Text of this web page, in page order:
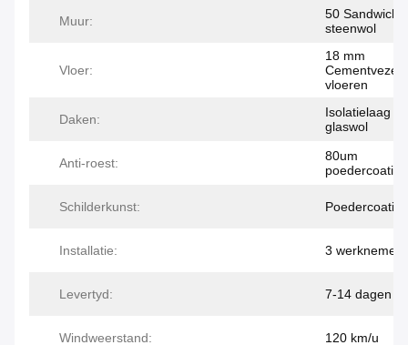
Muur:
50
steenwol
Vloer:
18 mm
vloeren
Daken:
Isolatielaag
glaswol
Anti-roest:
80um
Schilderkunst: Poedercoating
Installatie: 3
Levertyd: 7-14 dagen
Windweerstand: 120 km/u